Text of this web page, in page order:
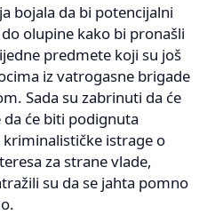
bojala da bi potencijalni
olupine kako bi pronašli
predmete koji su još
iz vatrogasne brigade
Sada su zabrinuti da će
će biti podignuta
istrage o
za strane vlade,
su da se jahta pomno